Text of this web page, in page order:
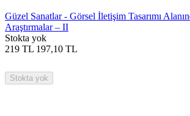
Güzel Sanatlar - Görsel İletişim Tasarımı
Araştırmalar – II
Stokta yok
219 TL 197,10 TL
Stokta yok